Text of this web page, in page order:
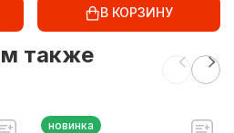
В КОРЗИНУ
также
новинка